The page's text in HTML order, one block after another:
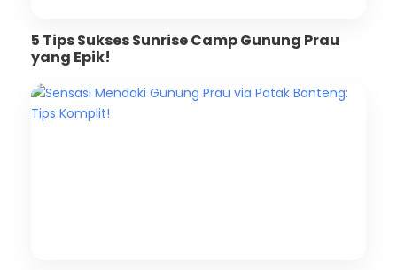
5 Tips Sukses Sunrise Camp Gunung Prau
yang Epik!